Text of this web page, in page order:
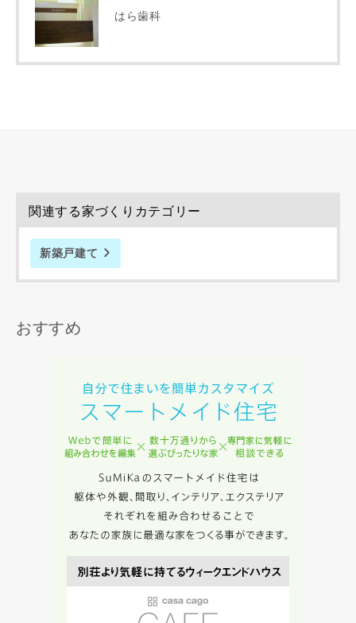
はら歯科
関連する家づくりカテゴリー
新築戸建て
おすすめ
町名
完成希望時期
同居する家族構成
専門家の都合により、資料の送付が遅くなったり、送付でき
ない場合があります。あらかじめご了承ください。